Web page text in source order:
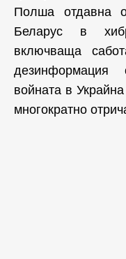
Полша отдавна
Беларус в
включваща
войната в
многократно